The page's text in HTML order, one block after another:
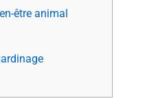
être animal